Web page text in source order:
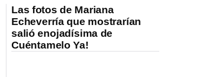
Las fotos de Mariana
Echeverría que mostrarían
salió enojadísima de
Cuéntamelo Ya!